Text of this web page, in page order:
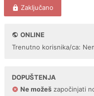
Zaključano
ONLINE
Trenutno korisnika/ca:
DOPUŠTENJA
Ne možeš započinjati